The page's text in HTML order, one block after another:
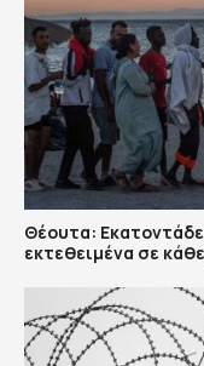
Θέουτα:
εκτεθειμένα σε